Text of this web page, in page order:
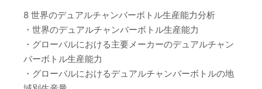
8 世界のデュアルチャンバーボトル生産能力分析
・世界のデュアルチャンバーボトル生産能力
・グローバルにおける主要メーカーのデュアルチャン
バーボトル生産能力
・グローバルにおけるデュアルチャンバーボトルの地